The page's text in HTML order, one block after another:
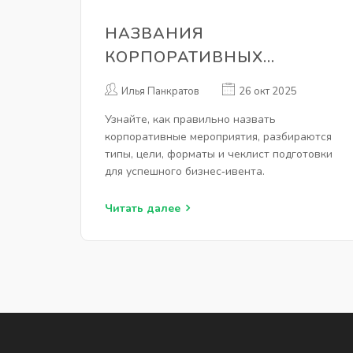
НАЗВАНИЯ
КОРПОРАТИВНЫХ
МЕРОПРИЯТИЙ: ПОЛНЫЙ
КЛАССИФИКАЦИЯ
Илья Панкратов 26 окт 2025
Узнайте, как правильно назвать
корпоративные мероприятия, разбираются
типы, цели, форматы и чеклист подготовки
для успешного бизнес‑ивента.
Читать далее